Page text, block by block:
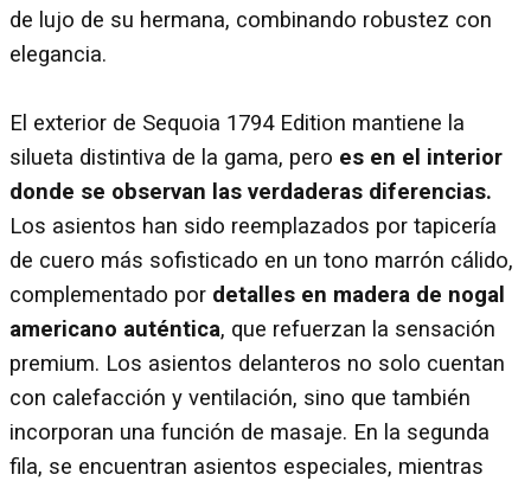
de lujo de su hermana, combinando robustez con
elegancia.
El exterior de Sequoia 1794 Edition mantiene la
silueta distintiva de la gama, pero es en el interior
donde se observan las verdaderas diferencias.
Los asientos han sido reemplazados por tapicería
de cuero más sofisticado en un tono marrón cálido,
complementado por detalles en madera de nogal
americano auténtica, que refuerzan la sensación
premium. Los asientos delanteros no solo cuentan
con calefacción y ventilación, sino que también
incorporan una función de masaje. En la segunda
fila, se encuentran asientos especiales, mientras